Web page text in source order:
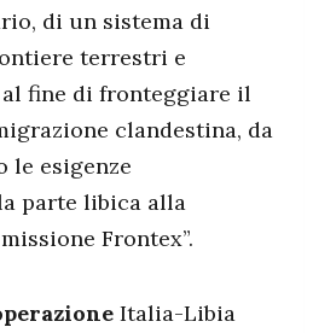
di un sistema di
terrestri e
fine di fronteggiare il
clandestina, da
le esigenze
parte libica alla
Frontex”.
Italia-Libia